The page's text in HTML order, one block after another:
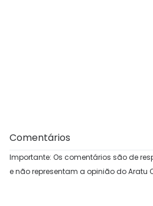
Comentários
Importante: Os comentários são de
e não representam a opinião do Aratu